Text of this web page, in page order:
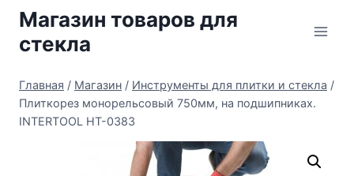
Перейти
содержимому
Магазин товаров для
стекла
Главная / Магазин / Инструменты для плитки и стекла /
Плиткорез монорельсовый 750мм, на подшипниках.
INTERTOOL HT-0383